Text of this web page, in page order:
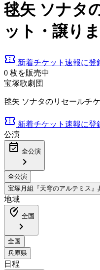
毬矢 ソナタ
ット・譲り
confirmation_number 新着チケット速報に登
0 枚を販売中
宝塚歌劇団
毬矢 ソナタのリセールチ
confirmation_number 新着チケット速報に登
公演
event_available 全公演
chevron_right
地域
edit_location_alt 全国
chevron_right
日程